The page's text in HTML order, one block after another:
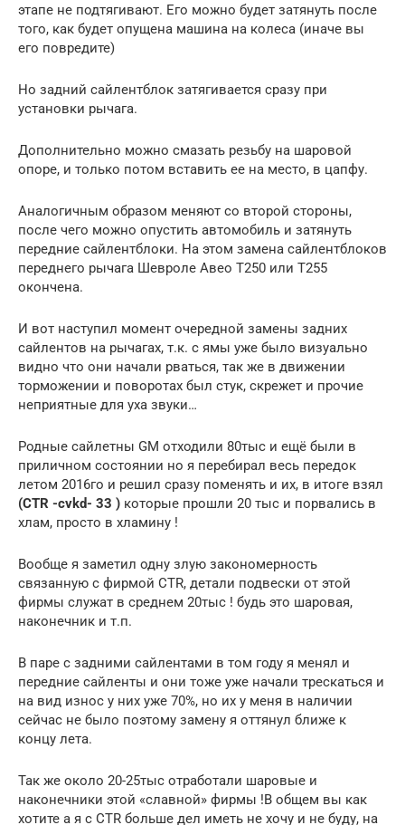
этапе не подтягивают. Его можно будет затянуть после
того, как будет опущена машина на колеса (иначе вы
его повредите)
Но задний сайлентблок затягивается сразу при
установки рычага.
Дополнительно можно смазать резьбу на шаровой
опоре, и только потом вставить ее на место, в цапфу.
Аналогичным образом меняют со второй стороны,
после чего можно опустить автомобиль и затянуть
передние сайлентблоки. На этом замена сайлентблоков
переднего рычага Шевроле Авео Т250 или Т255
окончена.
И вот наступил момент очередной замены задних
сайлентов на рычагах, т.к. с ямы уже было визуально
видно что они начали рваться, так же в движении
торможении и поворотах был стук, скрежет и прочие
неприятные для уха звуки…
Родные сайлетны GM отходили 80тыс и ещё были в
приличном состоянии но я перебирал весь передок
летом 2016го и решил сразу поменять и их, в итоге взял
(CTR -cvkd- 33 ) которые прошли 20 тыс и порвались в
хлам, просто в хламину !
Вообще я заметил одну злую закономерность
связанную с фирмой CTR, детали подвески от этой
фирмы служат в среднем 20тыс ! будь это шаровая,
наконечник и т.п.
В паре с задними сайлентами в том году я менял и
передние сайленты и они тоже уже начали трескаться и
на вид износ у них уже 70%, но их у меня в наличии
сейчас не было поэтому замену я оттянул ближе к
концу лета.
Так же около 20-25тыс отработали шаровые и
наконечники этой «славной» фирмы !В общем вы как
хотите а я с CTR больше дел иметь не хочу и не буду, на